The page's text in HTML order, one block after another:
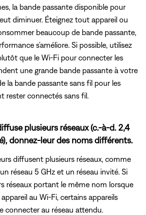
la bande passante disponible pour
diminuer. Éteignez tout appareil ou
beaucoup de bande passante,
s’améliore. Si possible, utilisez
que le Wi-Fi pour connecter les
une grande bande passante à votre
la bande passante sans fil pour les
rester connectés sans fil.
plusieurs réseaux (c.-à-d. 2,4
donnez-leur des noms différents.
diffusent plusieurs réseaux, comme
réseau 5 GHz et un réseau invité. Si
réseaux portant le même nom lorsque
au Wi-Fi, certains appareils
connecter au réseau attendu.